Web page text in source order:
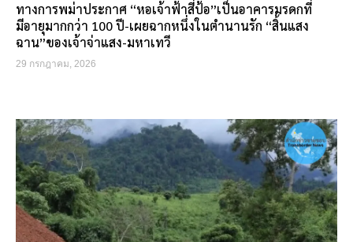
ทางการพม่าประกาศ “หอเจ้าฟ้าสี่ป้อ”เป็นอาคารมรดกที่
มีอายุมากกว่า 100 ปี-เผยฉากหนึ่งในตำนานรัก “สิ้นแสง
ฉาน”ของเจ้าจ่าแสง-มหาเทวี
29 กรกฎาคม, 2026